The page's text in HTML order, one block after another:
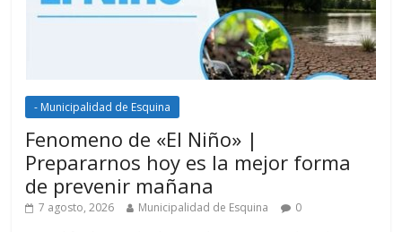
- Municipalidad de Esquina
Fenomeno de «El Niño» |
Prepararnos hoy es la mejor forma
de prevenir mañana
7 agosto, 2026 Municipalidad de Esquina 0